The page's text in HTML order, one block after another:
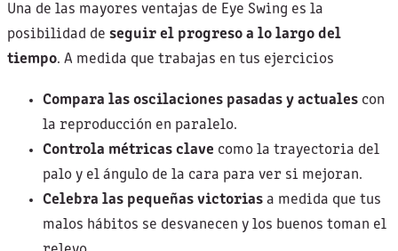
Una de las mayores ventajas de Eye Swing es la
posibilidad de seguir el progreso a lo largo del
tiempo. A medida que trabajas en tus ejercicios
Compara las oscilaciones pasadas y actuales con
la reproducción en paralelo.
Controla métricas clave como la trayectoria del
palo y el ángulo de la cara para ver si mejoran.
Celebra las pequeñas victorias a medida que tus
malos hábitos se desvanecen y los buenos toman el